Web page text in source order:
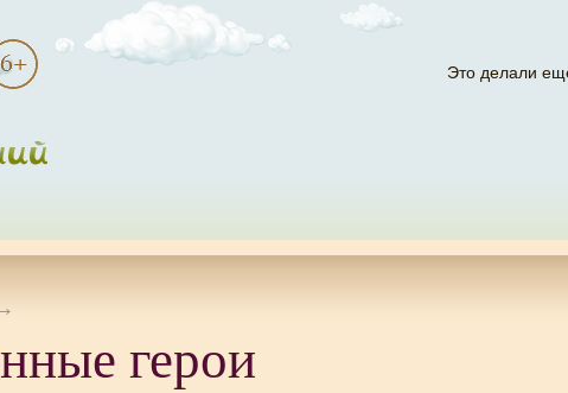
Это делали
герои